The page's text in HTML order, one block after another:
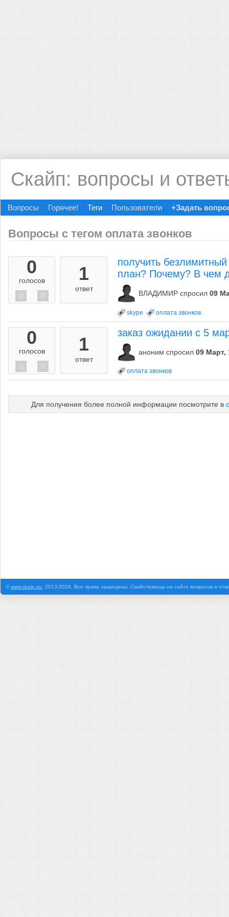
Скайп: вопросы и
Вопросы Горячее! Теги Пользователи +Задать
Вопросы с тегом оплата звонков
0
голосов 1
ответ
получить
план? Почему? В чем
ВЛАДИМИР спросил 09
skype оплата звонков
0
голосов 1
ответ
заказ ожидании с 5
аноним спросил 09 Март,
оплата звонков
Для получения более полной информации посмотрите в
©www.skaip.su , 2013-2026. Все права защищены. Скайп помощь на сайте вопросов и